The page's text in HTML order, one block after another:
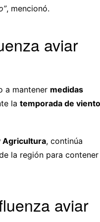
, mencionó.
aviar
a mantener medidas
la temporada de
Agricultura, continúa
la región para contener
aviar